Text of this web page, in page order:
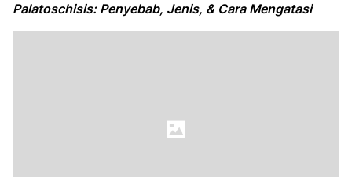
Palatoschisis: Penyebab, Jenis, & Cara Mengatasi